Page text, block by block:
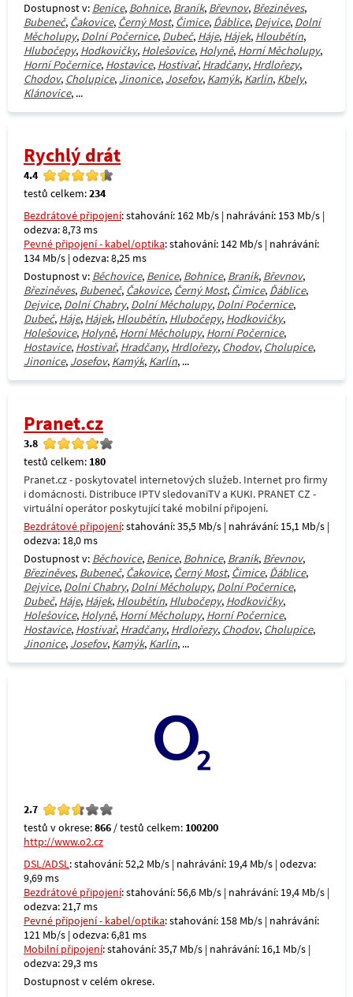
Dostupnost v: Benice, Bohnice, Braník, Břevnov, Březiněves,
Bubeneč, Čakovice, Černý Most, Čimice, Ďáblice, Dejvice, Dolní
Měcholupy, Dolní Počernice, Dubeč, Háje, Hájek, Hloubětín,
Hlubočepy, Hodkovičky, Holešovice, Holyně, Horní Měcholupy,
Horní Počernice, Hostavice, Hostivař, Hradčany, Hrdlořezy,
Chodov, Cholupice, Jinonice, Josefov, Kamýk, Karlín, Kbely,
Klánovice, ...
Rychlý drát
4.4
testů celkem:234
Bezdrátové připojení: stahování: 162 Mb/s | nahrávání: 153 Mb/s |
odezva: 8,73 ms
Pevné připojení - kabel/optika: stahování: 142 Mb/s | nahrávání:
134 Mb/s | odezva: 8,25 ms
Dostupnost v: Běchovice, Benice, Bohnice, Braník, Břevnov,
Březiněves, Bubeneč, Čakovice, Černý Most, Čimice, Ďáblice,
Dejvice, Dolní Chabry, Dolní Měcholupy, Dolní Počernice,
Dubeč, Háje, Hájek, Hloubětín, Hlubočepy, Hodkovičky,
Holešovice, Holyně, Horní Měcholupy, Horní Počernice,
Hostavice, Hostivař, Hradčany, Hrdlořezy, Chodov, Cholupice,
Jinonice, Josefov, Kamýk, Karlín, ...
Pranet.cz
3.8
testů celkem: 180
Pranet.cz - poskytovatel internetových služeb. Internet pro firmy
i domácnosti. Distribuce IPTV sledovaniTV a KUKI. PRANET CZ -
virtuální operátor poskytující také mobilní připojení.
Bezdrátové připojení: stahování: 35,5 Mb/s | nahrávání: 15,1 Mb/s |
odezva: 18,0 ms
Dostupnost v: Běchovice, Benice, Bohnice, Braník, Břevnov,
Březiněves, Bubeneč, Čakovice, Černý Most, Čimice, Ďáblice,
Dejvice, Dolní Chabry, Dolní Měcholupy, Dolní Počernice,
Dubeč, Háje, Hájek, Hloubětín, Hlubočepy, Hodkovičky,
Holešovice, Holyně, Horní Měcholupy, Horní Počernice,
Hostavice, Hostivař, Hradčany, Hrdlořezy, Chodov, Cholupice,
Jinonice, Josefov, Kamýk, Karlín, ...
2.7
testů v okrese:866 / testů celkem: 100200
http://www.o2.cz
DSL/ADSL: stahování: 52,2 Mb/s | nahrávání: 19,4 Mb/s | odezva:
9,69 ms
Bezdrátové připojení: stahování: 56,6 Mb/s | nahrávání: 19,4 Mb/s |
odezva: 21,7 ms
Pevné připojení - kabel/optika: stahování: 158 Mb/s | nahrávání:
121 Mb/s | odezva: 6,81 ms
Mobilní připojení: stahování: 35,7 Mb/s | nahrávání: 16,1 Mb/s |
odezva: 29,3 ms
Dostupnost v celém okrese.